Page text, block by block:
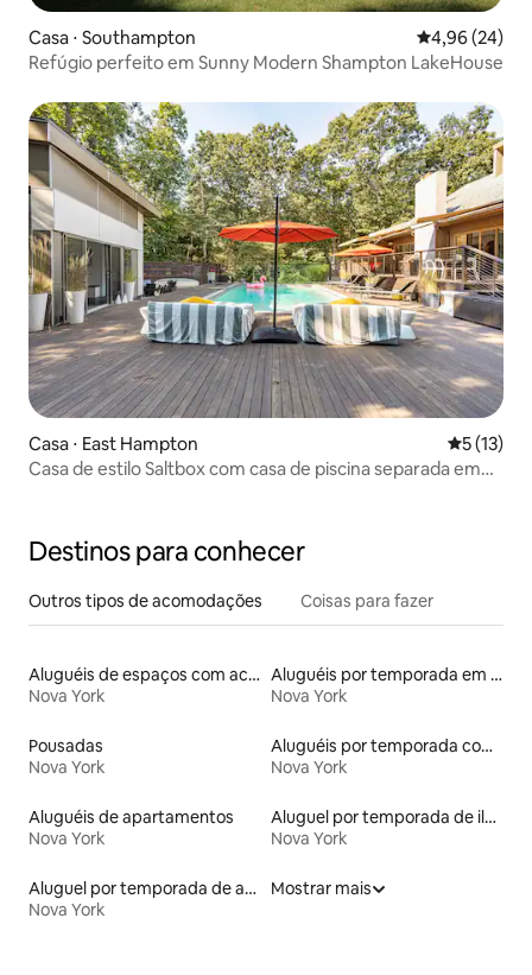
Casa ⋅ Southampton 4,96 de uma
4,96 (24)
Refúgio perfeito em Sunny Modern Shampton LakeHouse
Casa ⋅ East Hampton 5 de uma
5 (13)
Casa de estilo Saltbox com casa de piscina separada em
Destinos para conhecer
Outros tipos de acomodações Coisas para fazer
Aluguéis de espaços com acesso direto a pistas de esqui
Nova York
Aluguéis por temporada em resorts
Nova York
Pousadas
Nova York
Aluguéis por temporada com café da manhã
Nova York
Aluguéis de apartamentos
Nova York
Aluguel por temporada de ilhas
Nova York
Aluguel por temporada de apart-hotéis
Nova York
Mostrar mais